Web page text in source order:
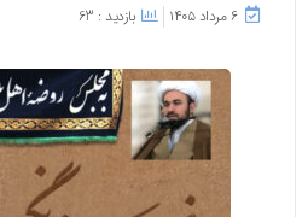
۶ مرداد ۱۴۰۵ بازدید : 63